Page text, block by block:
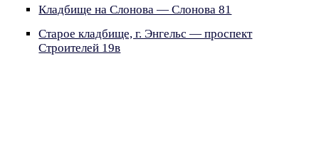
Кладбище на Слонова — Слонова 81
Старое кладбище, г. Энгельс — проспект
Строителей 19в